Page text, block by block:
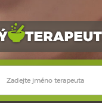
Zadejte jméno terapeuta